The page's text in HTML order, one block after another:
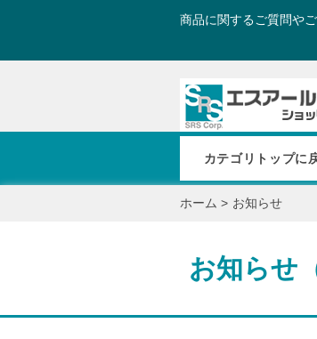
商品に関するご質問や
カテゴリトップに
ホーム > お知らせ
お知らせ